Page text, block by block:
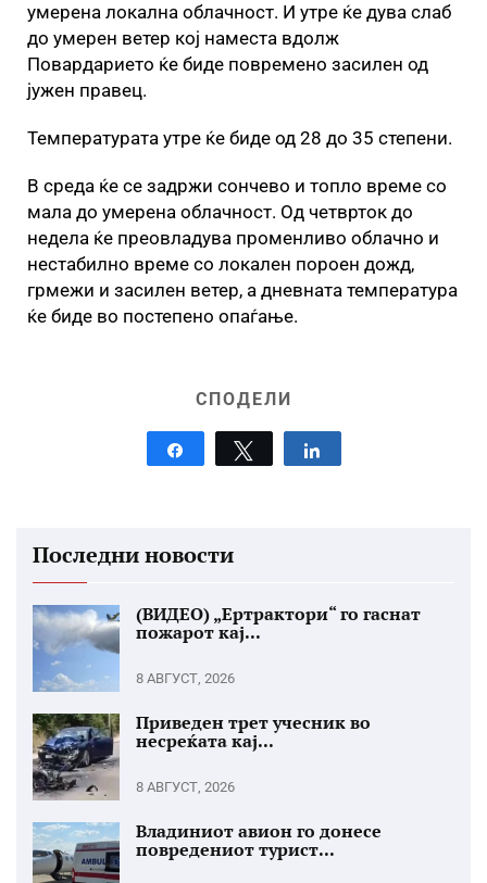
умерена локална облачност. И утре ќе дува слаб
до умерен ветер кој наместа вдолж
Повардарието ќе биде повремено засилен од
јужен правец.
Температурата утре ќе биде од 28 до 35 степени.
В среда ќе се задржи сончево и топло време со
мала до умерена облачност. Од четврток до
недела ќе преовладува променливо облачно и
нестабилно време со локален пороен дожд,
грмежи и засилен ветер, а дневната температура
ќе биде во постепено опаѓање.
СПОДЕЛИ
Tweet
Последни новости
(ВИДЕО) „Ертрактори“ го гаснат
пожарот кај...
8 АВГУСТ, 2026
Приведен трет учесник во
несреќата кај...
8 АВГУСТ, 2026
Владиниот авион го донесе
повредениот турист...